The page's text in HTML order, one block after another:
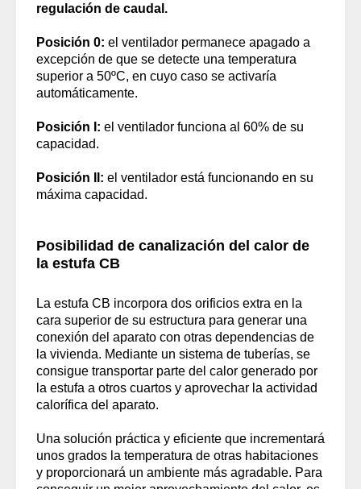
regulación de caudal.
Posición 0: el ventilador permanece apagado a
excepción de que se detecte una temperatura
superior a 50ºC, en cuyo caso se activaría
automáticamente.
Posición I: el ventilador funciona al 60% de su
capacidad.
Posición II: el ventilador está funcionando en su
máxima capacidad.
Posibilidad de canalización del calor de
la estufa CB
La estufa CB incorpora dos orificios extra en la
cara superior de su estructura para generar una
conexión del aparato con otras dependencias de
la vivienda. Mediante un sistema de tuberías, se
consigue transportar parte del calor generado por
la estufa a otros cuartos y aprovechar la actividad
calorífica del aparato.
Una solución práctica y eficiente que incrementará
unos grados la temperatura de otras habitaciones
y proporcionará un ambiente más agradable. Para